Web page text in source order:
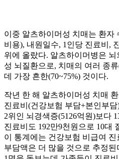
이중 알츠하이머성 치매는 환자
비용), 내원일수, 1인당 진료비,
위에 올랐다. 알츠하이머병은
성 뇌질환으로, 치매의 여러 종
데 가장 흔한(70~75%) 것이다.
작년 한 해 알츠하이머성 치매
진료비(건강보험 부담+본인부
2위인 뇌경색증(5126억원)보다
진료비도 192만9천원으로 10대
이 통계에는 건강보험 비급여
부담액은 더 많을 것으로 추정